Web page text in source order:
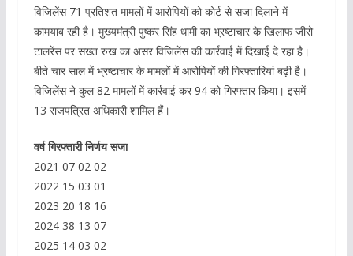
विजिलेंस 71 प्रतिशत मामलों में आरोपियों को कोर्ट से सजा दिलाने में
कामयाब रही है। मुख्यमंत्री पुष्कर सिंह धामी का भ्रष्टाचार के खिलाफ जीरो
टालरेंस पर सख्त रुख का असर विजिलेंस की कार्रवाई में दिखाई दे रहा है।
बीते चार साल में भ्रष्टाचार के मामलों में आरोपियों की गिरफ्तारियां बढ़ी है।
विजिलेंस ने कुल 82 मामलों में कार्रवाई कर 94 को गिरफ्तार किया। इसमें
13 राजपत्रित अधिकारी शामिल हैं।
वर्ष गिरफ्तारी निर्णय सजा
2021 07 02 02
2022 15 03 01
2023 20 18 16
2024 38 13 07
2025 14 03 02